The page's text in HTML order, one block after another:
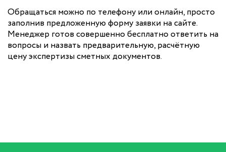
Обращаться можно по телефону или онлайн, просто
заполнив предложенную форму заявки на сайте.
Менеджер готов совершенно бесплатно ответить на
вопросы и назвать предварительную, расчётную
цену экспертизы сметных документов.